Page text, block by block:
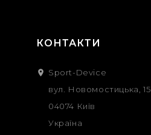
КОНТАКТИ
 Sport-Device
вул. Новомостицька, 15
04074 Київ
Україна